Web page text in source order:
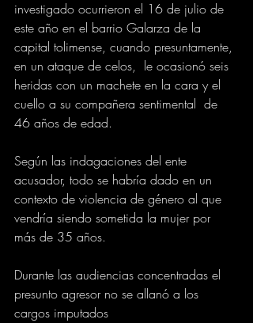
investigado ocurrieron el 16 de julio de
este año en el barrio Galarza de la
capital tolimense, cuando presuntamente,
en un ataque de celos,  le ocasionó seis
heridas con un machete en la cara y el
cuello a su compañera sentimental  de
46 años de edad.
Según las indagaciones del ente
acusador, todo se habría dado en un
contexto de violencia de género al que
vendría siendo sometida la mujer por
más de 35 años.
Durante las audiencias concentradas el
presunto agresor no se allanó a los
cargos imputados